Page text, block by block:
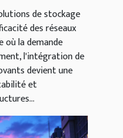
de stockage
des réseaux
où la demande
l'intégration de
devient une
et